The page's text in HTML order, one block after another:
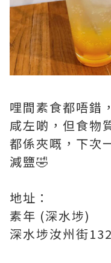
哩間素食都唔錯
咸左啲，但食物
都係夾嘅，下次
減鹽🤣
地址：
素年 (深水埗)
深水埗汝州街